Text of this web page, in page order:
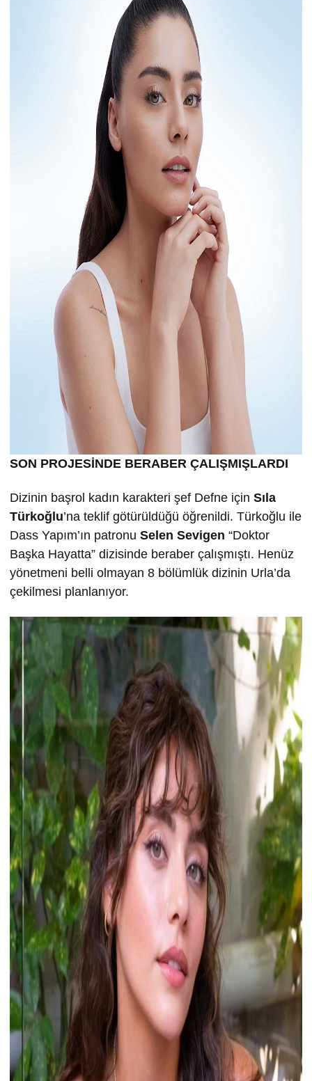
SON PROJESİNDE BERABER ÇALIŞMIŞLARDI
Dizinin başrol kadın karakteri şef Defne için Sıla
Türkoğlu’na teklif götürüldüğü öğrenildi. Türkoğlu ile
Dass Yapım’ın patronu Selen Sevigen “Doktor
Başka Hayatta” dizisinde beraber çalışmıştı. Henüz
yönetmeni belli olmayan 8 bölümlük dizinin Urla’da
çekilmesi planlanıyor.